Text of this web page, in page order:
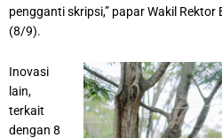
pengganti skripsi,” papar Wakil
(8/9).
Inovasi
lain,
terkait
dengan 8